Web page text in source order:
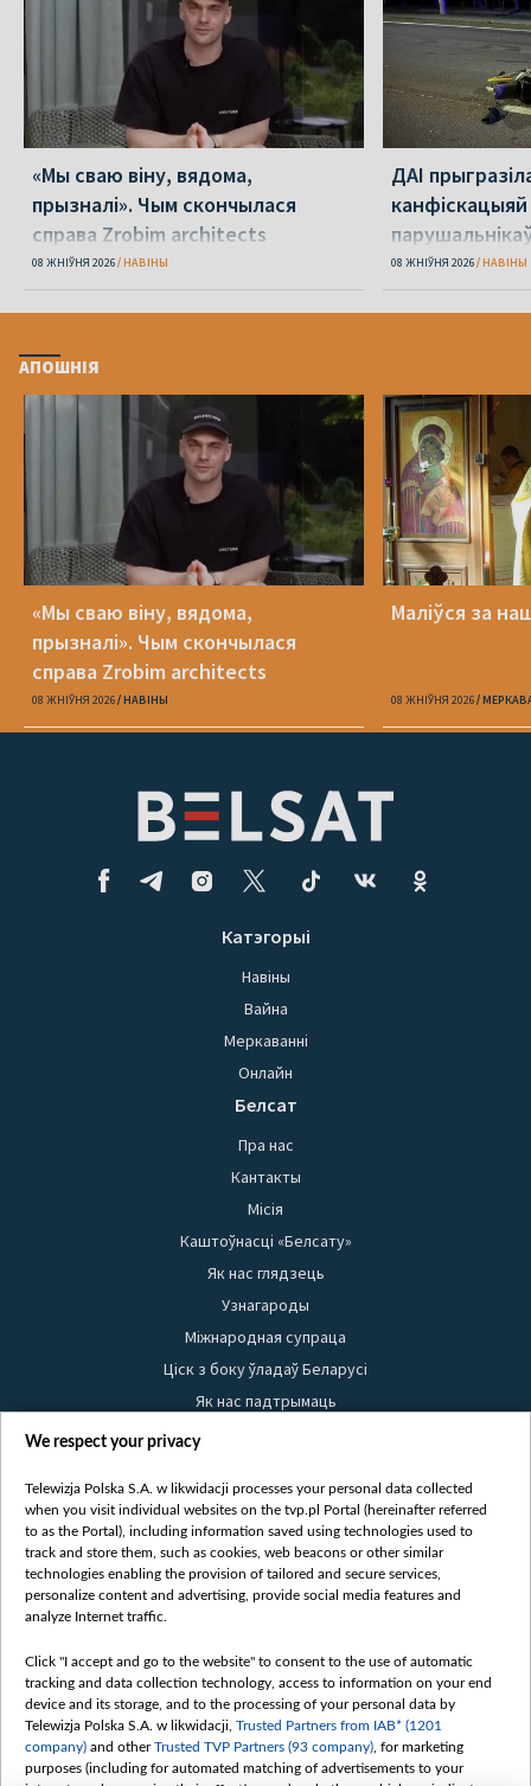
«Мы сваю віну, вядома,
прызналі». Чым скончылася
справа Zrobim architects
08 ЖНІЎНЯ 2026 НАВІНЫ
ДАІ
дронамі
08 ЖНІЎНЯ 2026 НАВІНЫ
АПОШНІЯ
«Мы сваю віну, вядома,
прызналі». Чым скончылася
справа Zrobim architects
08 ЖНІЎНЯ 2026 НАВІНЫ
Маліўся за
08 ЖНІЎНЯ 2026
Катэгорыі
Навіны
Вайна
Меркаванні
Онлайн
Белсат
Пра нас
Кантакты
Місія
Каштоўнасці «Белсату»
Як нас глядзець
Узнагароды
Міжнародная супраца
Ціск з боку ўладаў Беларусі
Як нас падтрымаць
Правілы выкарыстання матэрыялаў
Бяспека
Youtube
Белсат news
Белсат Shorts
Жэстачайшы мульт
Belsat English
Biełsat PL
Белсат Now
We respect your privacy
Telewizja Polska S.A. w likwidacji processes your personal data collected
when you visit individual websites on the tvp.pl Portal (hereinafter referred
to as the Portal), including information saved using technologies used to
track and store them, such as cookies, web beacons or other similar
technologies enabling the provision of tailored and secure services,
personalize content and advertising, provide social media features and
analyze Internet traffic.
Click "I accept and go to the website" to consent to the use of automatic
tracking and data collection technology, access to information on your end
device and its storage, and to the processing of your personal data by
Telewizja Polska S.A. w likwidacji, Trusted Partners from IAB* (1201
company) and otherTrusted TVP Partners (93 company) , for marketing
purposes (including for automated matching of advertisements to your